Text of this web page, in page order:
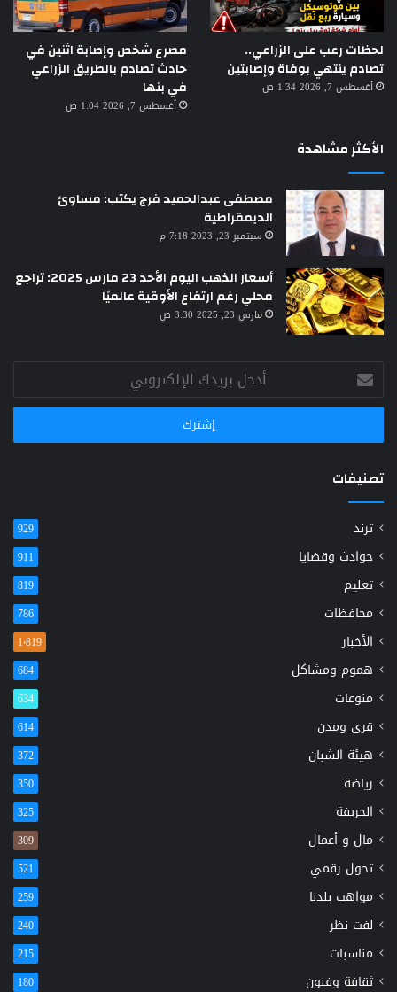
لحظات رعب على الزراعي..
تصادم ينتهي بوفاة وإصابتين
أغسطس 7, 2026 1:34 ص
مصرع شخص وإصابة اثنين في
حادث تصادم بالطريق الزراعي
في بنها
أغسطس 7, 2026 1:04 ص
الأكثر مشاهدة
مصطفى عبدالحميد فرج يكتب: مساوئ
الديمقراطية
سبتمبر 23, 2023 7:18 م
أسعار الذهب اليوم الأحد 23 مارس 2025: تراجع
محلي رغم ارتفاع الأوقية عالميًا
مارس 23, 2025 3:30 ص
أدخل
بريدك
الإلكتروني
تصنيفات
ترند 929
حوادث وقضايا 911
تعليم 819
محافظات 786
الأخبار 1٬819
هموم ومشاكل 684
منوعات 634
قرى ومدن 614
هيئة الشبان 372
رياضة 350
الحريفة 325
مال و أعمال 309
تحول رقمي 521
مواهب بلدنا 259
لفت نظر 240
مناسبات 215
ثقافة وفنون 180